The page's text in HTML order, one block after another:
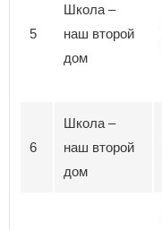
5
Школа –
наш второй
дом
6
Школа –
наш второй
дом